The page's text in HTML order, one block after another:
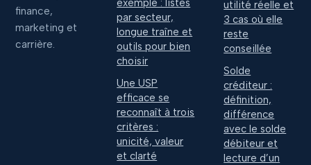
finance,
marketing et
carrière.
exemple : listes
par secteur,
longue traîne et
outils pour bien
choisir
Une USP
efficace se
reconnaît à trois
critères :
unicité, valeur
et clarté
utilité réelle et
3 cas où elle
reste
conseillée
Solde
créditeur :
définition,
différence
avec le solde
débiteur et
lecture d’un